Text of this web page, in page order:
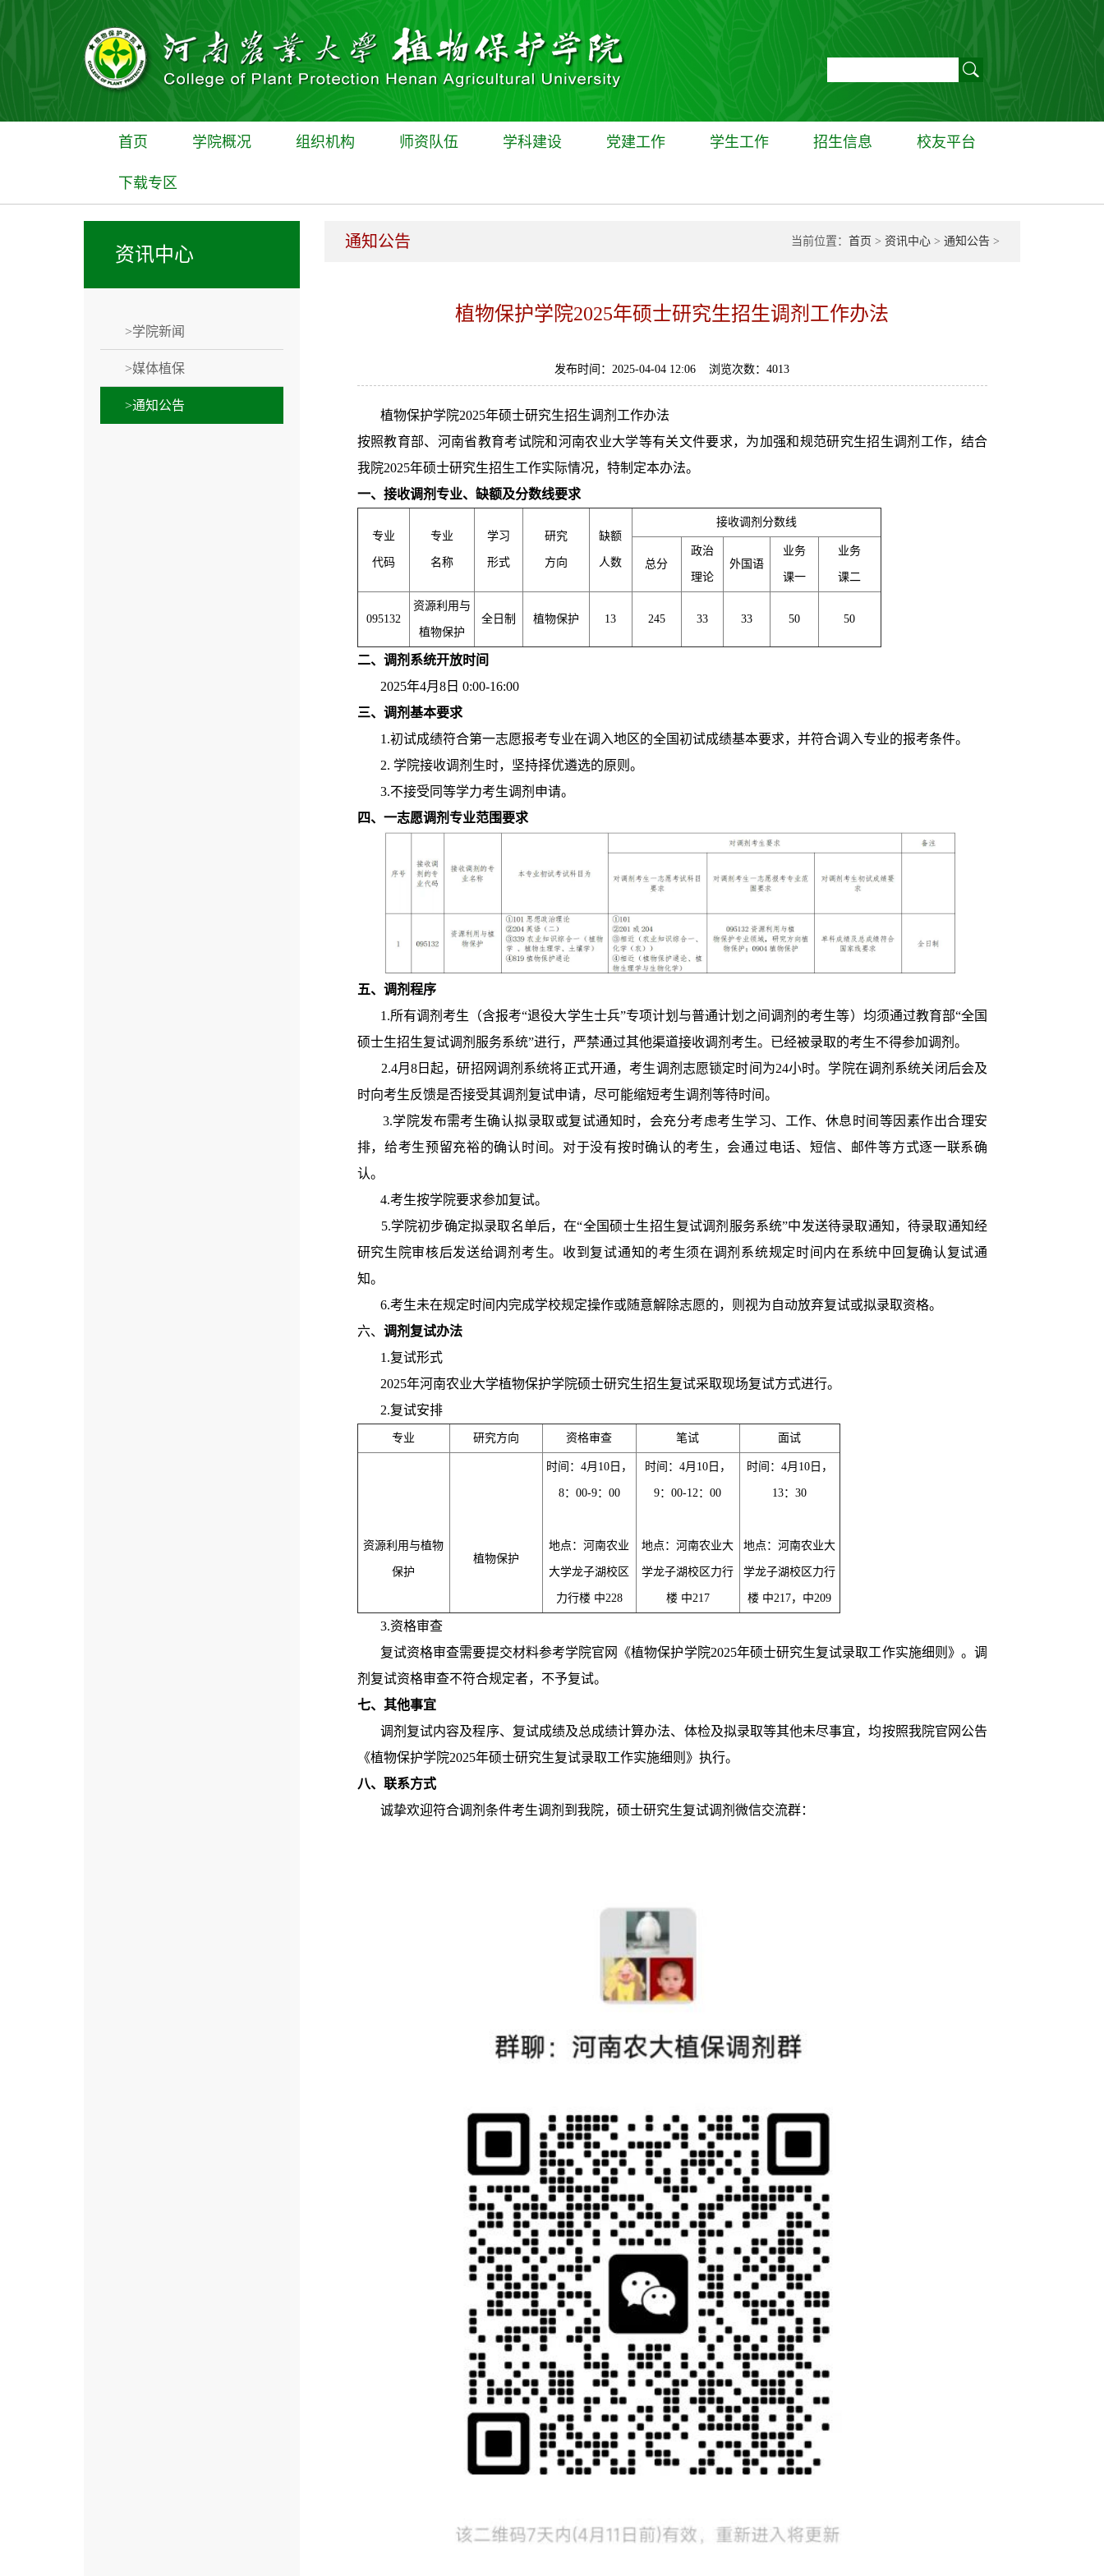
首页 学院概况 组织机构 师资队伍 学科建设 党建工作 学生工作 招生信息 校友平台
下载专区
资讯中心
>学院新闻
>媒体植保
>通知公告
通知公告 当前位置： 首页 > 资讯中心 > 通知公告 >
植物保护学院2025年硕士研究生招生调剂工作办法
发布时间：2025-04-04 12:06 浏览次数：4013
植物保护学院2025年硕士研究生招生调剂工作办法
按照教育部、河南省教育考试院和河南农业大学等有关文件要求，为加强和规范研究生招生调剂工作，结合
我院2025年硕士研究生招生工作实际情况，特制定本办法。
一、 接收调剂专业、缺额及分数线要求
专业
代码
专业
名称
学习
形式
研究
方向
缺额
人数
接收调剂分数线
总分
政治
理论
外国语
业务
课一
业务
课二
095132
资源利用与
植物保护
全日制 植物保护 13 245 33 33 50 50
二、 调剂系统开放时间
2025年4月8日 0:00-16:00
三、 调剂基本要求
1.初试成绩符合第一志愿报考专业在调入地区的全国初试成绩基本要求，并符合调入专业的报考条件。
2. 学院接收调剂生时，坚持择优遴选的原则。
3.不接受同等学力考生调剂申请。
四、 一志愿调剂专业范围要求
五、 调剂程序
1.所有调剂考生（含报考“退役大学生士兵”专项计划与普通计划之间调剂的考生等）均须通过教育部“全国
硕士生招生复试调剂服务系统”进行，严禁通过其他渠道接收调剂考生。已经被录取的考生不得参加调剂。
2.4月8日起，研招网调剂系统将正式开通，考生调剂志愿锁定时间为24小时。学院在调剂系统关闭后会及
时向考生反馈是否接受其调剂复试申请，尽可能缩短考生调剂等待时间。
3.学院发布需考生确认拟录取或复试通知时，会充分考虑考生学习、工作、休息时间等因素作出合理安
排，给考生预留充裕的确认时间。对于没有按时确认的考生，会通过电话、短信、邮件等方式逐一联系确
认。
4.考生按学院要求参加复试。
5.学院初步确定拟录取名单后，在“全国硕士生招生复试调剂服务系统”中发送待录取通知，待录取通知经
研究生院审核后发送给调剂考生。收到复试通知的考生须在调剂系统规定时间内在系统中回复确认复试通
知。
6.考生未在规定时间内完成学校规定操作或随意解除志愿的，则视为自动放弃复试或拟录取资格。
六、 调剂复试办法
1.复试形式
2025年河南农业大学植物保护学院硕士研究生招生复试采取现场复试方式进行。
2.复试安排
专业 研究方向 资格审查 笔试 面试
资源利用与植物
保护
植物保护
时间：4月10日，
8：00-9：00
地点：河南农业
大学龙子湖校区
力行楼 中228
时间：4月10日，
9：00-12：00
地点：河南农业大
学龙子湖校区力行
楼 中217
时间：4月10日，
13：30
地点：河南农业大
学龙子湖校区力行
楼 中217，中209
3.资格审查
复试资格审查需要提交材料参考学院官网《植物保护学院2025年硕士研究生复试录取工作实施细则》。调
剂复试资格审查不符合规定者，不予复试。
七、其他事宜
调剂复试内容及程序、复试成绩及总成绩计算办法、体检及拟录取等其他未尽事宜，均按照我院官网公告
《植物保护学院2025年硕士研究生复试录取工作实施细则》执行。
八、 联系方式
诚挚欢迎符合调剂条件考生调剂到我院，硕士研究生复试调剂微信交流群：